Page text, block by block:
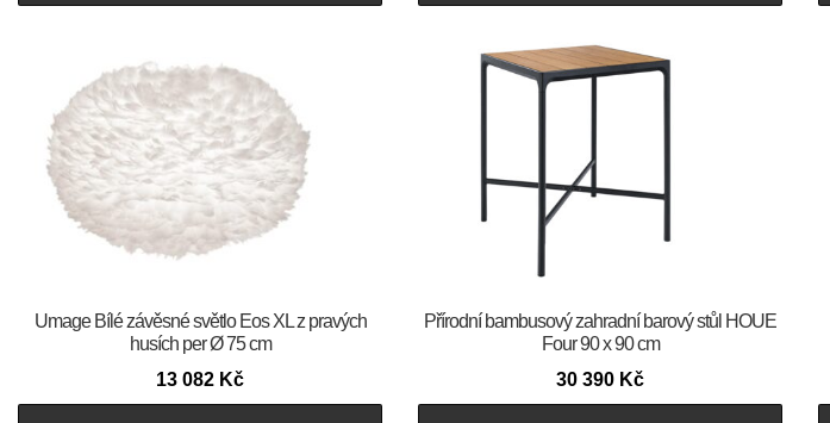
Umage Bílé závěsné světlo Eos XL z pravých
husích per Ø 75 cm
13 082 Kč
Přírodní bambusový zahradní barový stůl HOUE
Four 90 x 90 cm
30 390 Kč